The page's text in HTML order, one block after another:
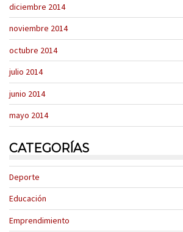
diciembre 2014
noviembre 2014
octubre 2014
julio 2014
junio 2014
mayo 2014
CATEGORÍAS
Deporte
Educación
Emprendimiento